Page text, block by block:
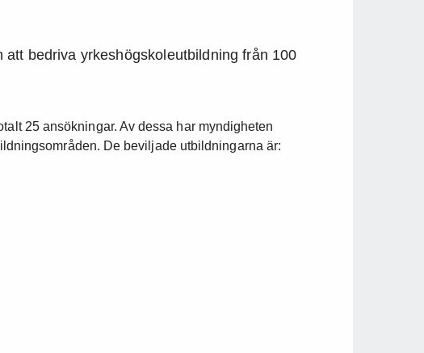
bedriva yrkeshögskoleutbildning från 100
25 ansökningar. Av dessa har myndigheten
De beviljade utbildningarna är: